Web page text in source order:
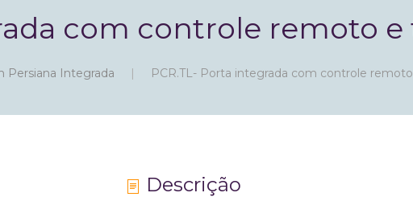
com controle remoto e
Persiana Integrada PCR.TL- Porta integrada com controle
Descrição